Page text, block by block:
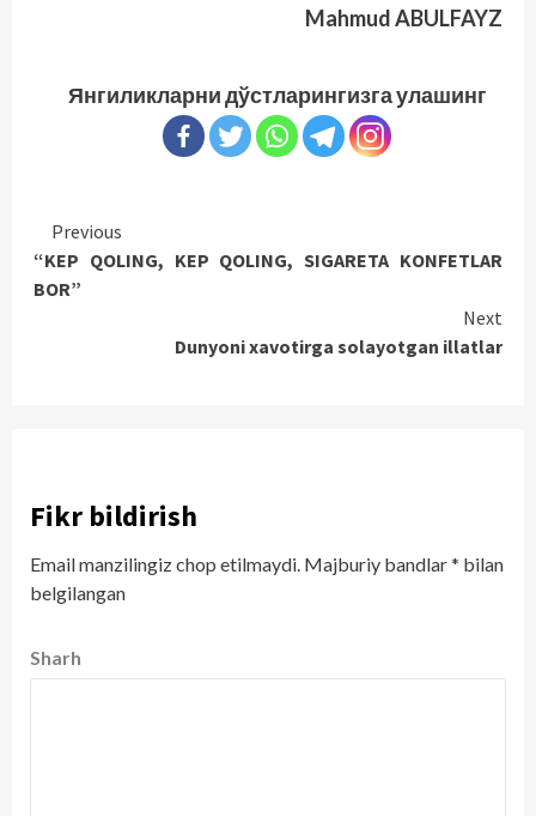
Mahmud ABULFAYZ
Янгиликларни дўстларингизга улашинг
Continue
Reading
Previous
“KEP QOLING, KEP QOLING, SIGARETA KONFETLAR
BOR”
Next
Dunyoni xavotirga solayotgan illatlar
Fikr bildirish
Email manzilingiz chop etilmaydi. Majburiy bandlar* bilan
belgilangan
Sharh